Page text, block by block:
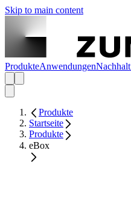
Skip to main content
ProdukteAnwendungen
Produkte
Startseite
Produkte
eBox